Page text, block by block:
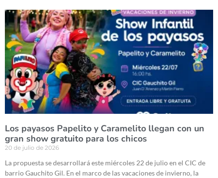
Los payasos Papelito y Caramelito llegan con un
gran show gratuito para los chicos
20 de julio de 2026
La propuesta se desarrollará este miércoles 22 de julio en el CIC de
barrio Gauchito Gil. En el marco de las vacaciones de invierno, la